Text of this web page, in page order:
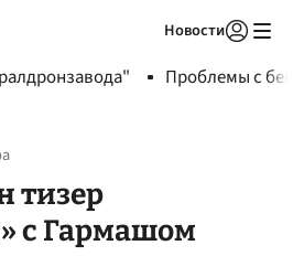
Новости
Проблемы с
тизер
с Гармашом